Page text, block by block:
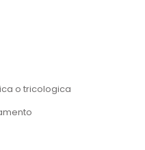
o tricologica